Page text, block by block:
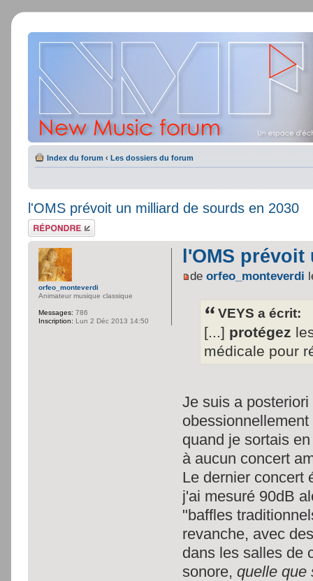
Index du forum ‹ Les dossiers du forum
l'OMS prévoit un milliard de sourds en 2030
Répondre
l'OMS prévoit
deorfeo_monteverdi
VEYS a écrit:
[...] protégez
médicale pour
Je suis a
quand je sortais
à aucun concert
Le dernier concert
j'ai mesuré 90dB
"baffles
revanche, avec
dans les salles de
sonore,quelle que
orfeo_monteverdi
Animateur musique classique
Messages: 786
Inscription: Lun 2 Déc 2013 14:50